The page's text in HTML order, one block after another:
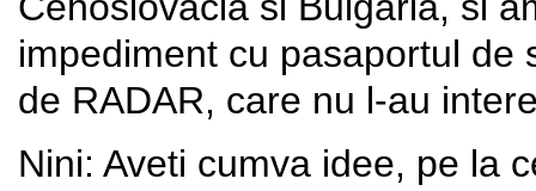
impediment cu pasaportul de
de RADAR, care nu l-au
Nini: Aveti cumva idee, pe la